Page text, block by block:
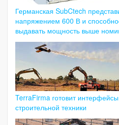
Германская SubCtech
напряжением 600 В и
выдавать мощность выше
TerraFirma готовит
строительной техники